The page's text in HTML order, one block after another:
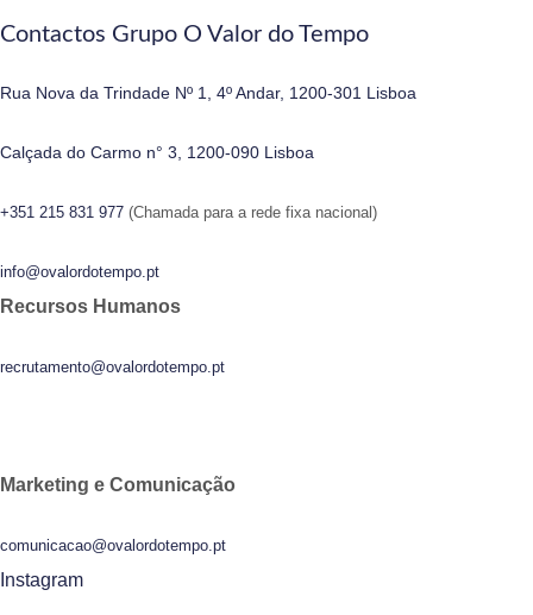
Contactos Grupo O Valor do Tempo
Rua Nova da Trindade Nº 1, 4º Andar, 1200-301 Lisboa
Calçada do Carmo n° 3, 1200-090 Lisboa
+351 215 831 977 (Chamada para a rede fixa nacional)
info@ovalordotempo.pt
Recursos Humanos
recrutamento@ovalordotempo.pt
Marketing e Comunicação
comunicacao@ovalordotempo.pt
Instagram